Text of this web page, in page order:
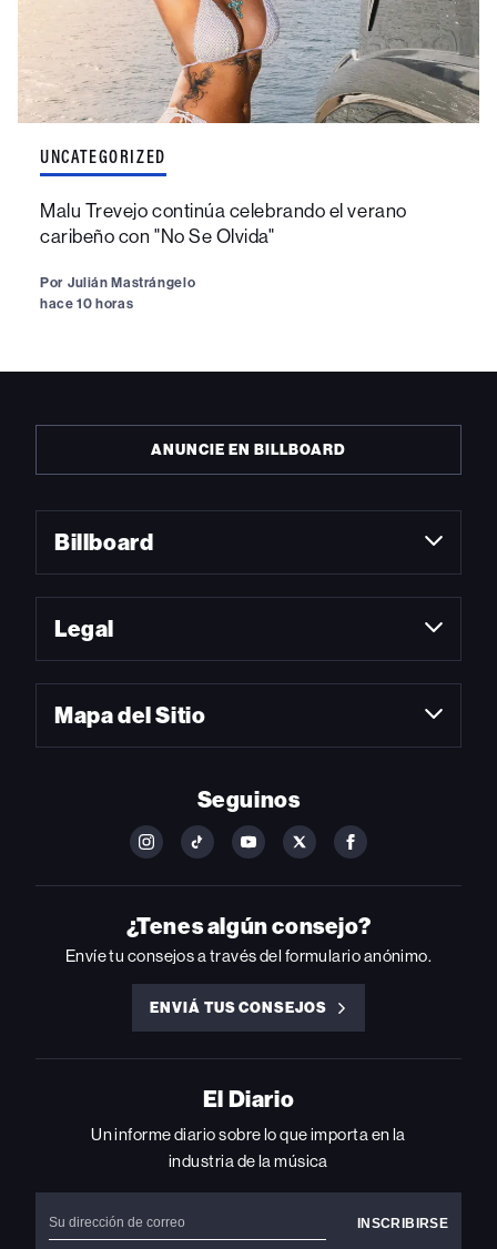
UNCATEGORIZED
Malu Trevejo continúa celebrando el verano
caribeño con "No Se Olvida"
Por Julián Mastrángelo
hace 10 horas
ANUNCIE EN BILLBOARD
Billboard
Legal
Mapa del Sitio
Seguinos
FOLLOW
ON
INSTAGRAM
FOLLOW
ON
YOUTUBE
FOLLOW
ON
YOUTUBE
FOLLOW
ON
FOLLOW
ON
FACEBOOK
¿Tenes algún consejo?
Envíe tu consejos a través del formulario anónimo.
ENVIÁ TUS CONSEJOS
ENVIÁ
CONSEJOS
El Diario
Un informe diario sobre lo que importa en la
industria de la música